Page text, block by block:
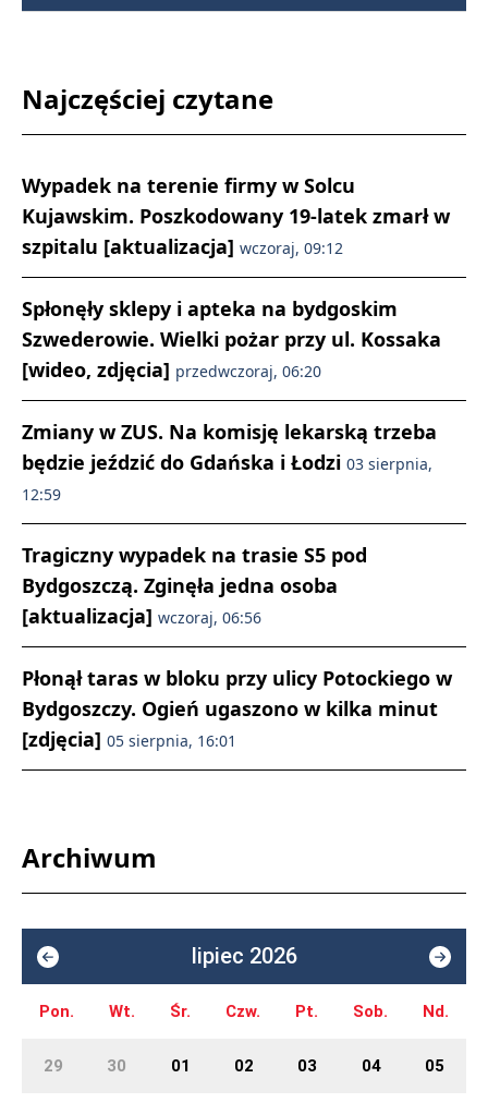
Najczęściej czytane
Wypadek na terenie firmy w Solcu
Kujawskim. Poszkodowany 19-latek zmarł w
szpitalu [aktualizacja] wczoraj, 09:12
Spłonęły sklepy i apteka na bydgoskim
Szwederowie. Wielki pożar przy ul. Kossaka
[wideo, zdjęcia] przedwczoraj, 06:20
Zmiany w ZUS. Na komisję lekarską trzeba
będzie jeździć do Gdańska i Łodzi 03 sierpnia,
12:59
Tragiczny wypadek na trasie S5 pod
Bydgoszczą. Zginęła jedna osoba
[aktualizacja] wczoraj, 06:56
Płonął taras w bloku przy ulicy Potockiego w
Bydgoszczy. Ogień ugaszono w kilka minut
[zdjęcia] 05 sierpnia, 16:01
Archiwum
lipiec 2026
Pon. Wt. Śr. Czw. Pt. Sob. Nd.
29 30 01 02 03 04 05